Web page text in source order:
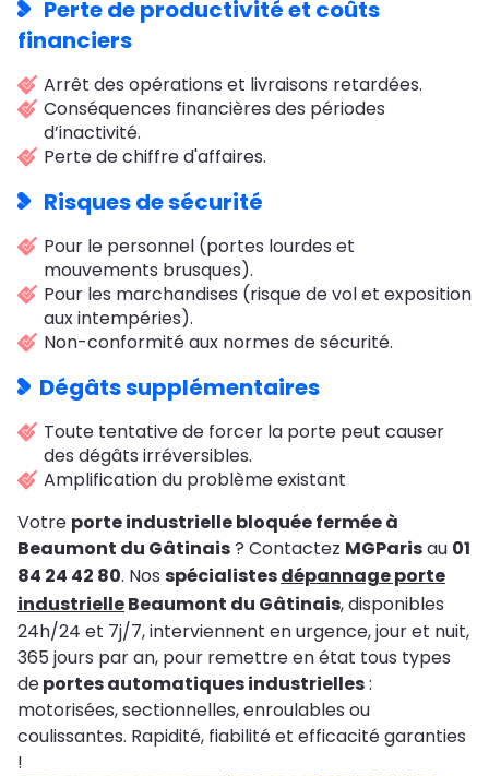
Perte de productivité et coûts
financiers
Arrêt des opérations et livraisons retardées.
Conséquences financières des périodes
d’inactivité.
Perte de chiffre d'affaires.
Risques de sécurité
Pour le personnel (portes lourdes et
mouvements brusques).
Pour les marchandises (risque de vol et exposition
aux intempéries).
Non-conformité aux normes de sécurité.
Dégâts supplémentaires
Toute tentative de forcer la porte peut causer
des dégâts irréversibles.
Amplification du problème existant
Votre porte industrielle bloquée fermée à
Beaumont du Gâtinais? Contactez MGParisau 01
84 24 42 80. Nos spécialistesdépannage porte
industrielleBeaumont du Gâtinais, disponibles
24h/24 et 7j/7, interviennent en urgence, jour et nuit,
365 jours par an, pour remettre en état tous types
deportes automatiques industrielles:
motorisées, sectionnelles, enroulables ou
coulissantes. Rapidité, fiabilité et efficacité garanties
!